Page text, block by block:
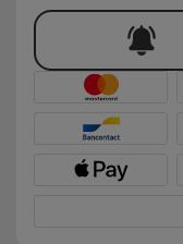
Voir
de
Gadgets
Hygiène